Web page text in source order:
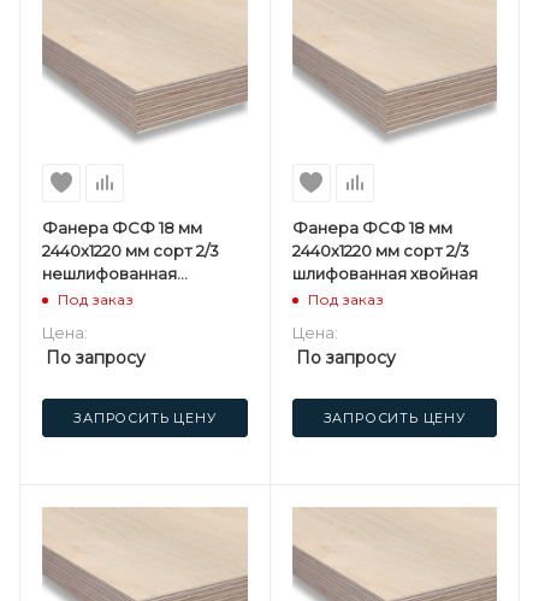
Фанера ФСФ 18 мм
2440х1220 мм сорт 2/3
нешлифованная
хвойная
Под заказ
Цена:
По запросу
ЗАПРОСИТЬ ЦЕНУ
Фанера ФСФ 18 мм
2440х1220 мм сорт 2/3
шлифованная хвойная
Под заказ
Цена:
По запросу
ЗАПРОСИТЬ ЦЕНУ